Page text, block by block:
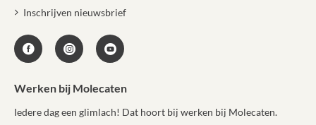
Inschrijven nieuwsbrief
Werken bij Molecaten
Iedere dag een glimlach! Dat hoort bij werken bij Molecaten.